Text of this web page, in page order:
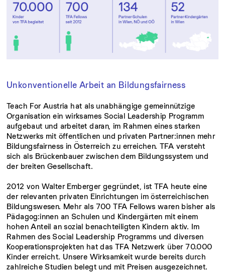
Unkonventionelle Arbeit an Bildungsfairness
Teach For Austria hat als unabhängige gemeinnützige
Organisation ein wirksames Social Leadership Programm
aufgebaut und arbeitet daran, im Rahmen eines starken
Netzwerks mit öffentlichen und privaten Partner:innen mehr
Bildungsfairness in Österreich zu erreichen. TFA versteht
sich als Brückenbauer zwischen dem Bildungssystem und
der breiten Gesellschaft.
2012 von Walter Emberger gegründet, ist TFA heute eine
der relevanten privaten Einrichtungen im österreichischen
Bildungswesen. Mehr als 700 TFA Fellows waren bisher als
Pädagog:innen an Schulen und Kindergärten mit einem
hohen Anteil an sozial benachteiligten Kindern aktiv. Im
Rahmen des Social Leadership Programms und diversen
Kooperationsprojekten hat das TFA Netzwerk über 70.000
Kinder erreicht. Unsere Wirksamkeit wurde bereits durch
zahlreiche Studien belegt und mit Preisen ausgezeichnet.